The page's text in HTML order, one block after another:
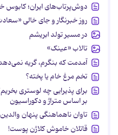
دوش‌پرتاب‌های ایران؛
روز خبرنگار و جای خالی
در مسیر تولد ابریشم
تالاب «عینک»
آمدمت که بنگرم، گریه
تخم مرغ خام یا پخته؟
برای پذیرایی چه لوستری
بر اساس متراژ و دکوراسیون
تاوان ناهماهنگی پنهان والدین
قاتلان خاموش کلاژن پوست!